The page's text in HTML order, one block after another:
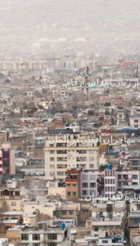
ریشه‌های آن
زبان اعداد و ارقام
افغان در آلمان
افغانستان